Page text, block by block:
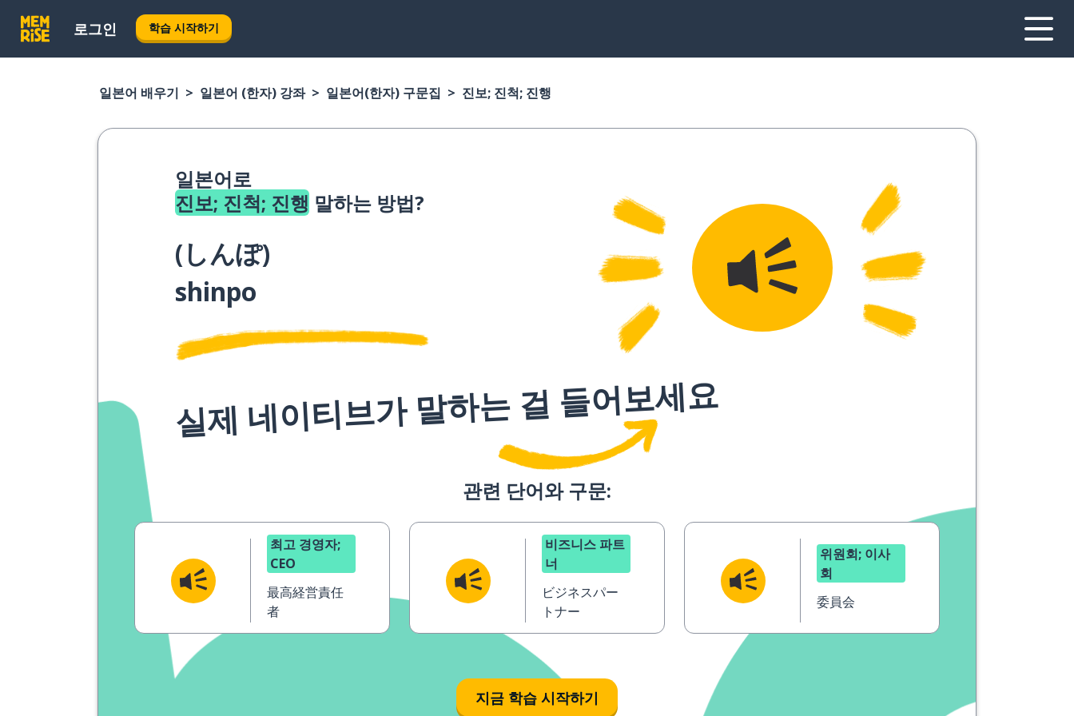
로그인 학습 시작하기
일본어 배우기 일본어 (한자) 강좌 일본어(한자) 구문집 진보; 진척; 진행
일본어로
진보; 진척; 진행 말하는 방법?
(しんぽ)
shinpo
실제 네이티브가 말하는 걸 들어보세요
관련 단어와 구문:
최고 경영자;
CEO
最高経営責任
者
비즈니스 파트
너
ビジネスパー
トナー
위원회; 이사
회
委員会
지금 학습 시작하기